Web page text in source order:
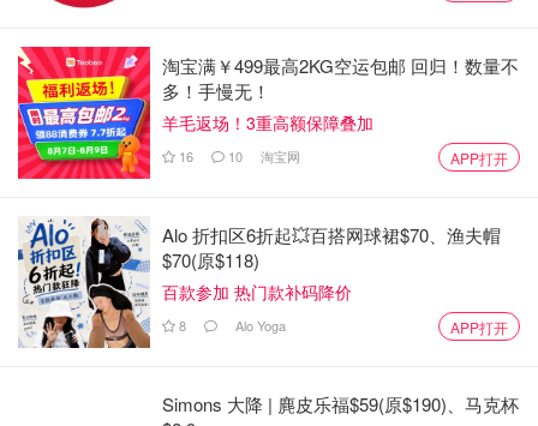
淘宝满￥499最高2KG空运包邮 回归！数量不
多！手慢无！
羊毛返场！3重高额保障叠加
16 10 淘宝网 APP打开
Alo 折扣区6折起💥百搭网球裙$70、渔夫帽
$70(原$118)
百款参加 热门款补码降价
8 Alo Yoga APP打开
Simons 大降 | 麂皮乐福$59(原$190)、马克杯